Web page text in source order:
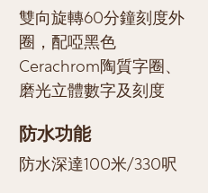
雙向旋轉60分鐘刻度外
圈，配啞黑色
Cerachrom陶質字圈、
磨光立體數字及刻度
防水功能
防水深達100米/330呎